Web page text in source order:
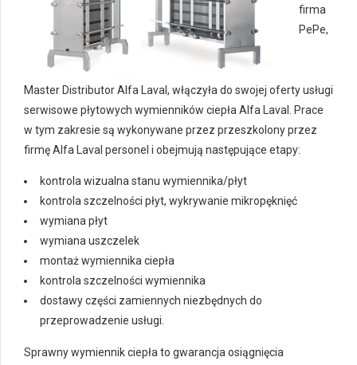
firma
PePe,
Master Distributor Alfa Laval, włączyła do swojej oferty usługi
serwisowe płytowych wymienników ciepła Alfa Laval. Prace
w tym zakresie są wykonywane przez przeszkolony przez
firmę Alfa Laval personel i obejmują następujące etapy:
kontrola wizualna stanu wymiennika/płyt
kontrola szczelności płyt, wykrywanie mikropęknięć
wymiana płyt
wymiana uszczelek
montaż wymiennika ciepła
kontrola szczelności wymiennika
dostawy części zamiennych niezbędnych do
przeprowadzenie usługi.
Sprawny wymiennik ciepła to gwarancja osiągnięcia